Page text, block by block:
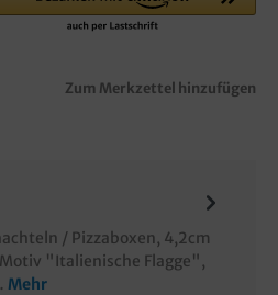
Zum Merkzettel hinzufügen
/ Pizzaboxen, 4,2cm
"Italienische Flagge",
Mehr